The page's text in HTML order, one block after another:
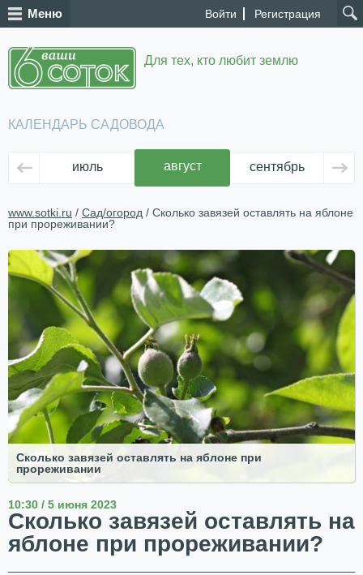
Войти Регистрация
Меню
Для тех, кто любит землю
КАЛЕНДАРЬ САДОВОДА
июль август сентябрь
www.sotki.ru / Сад/огород / Сколько завязей оставлять на яблоне
при прореживании?
Сколько завязей оставлять на яблоне при
прореживании
10:30 / 5 июня 2023
Сколько завязей оставлять на
яблоне при прореживании?